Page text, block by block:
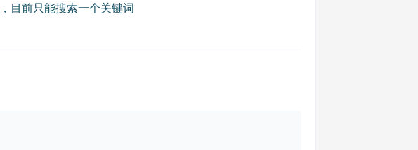
目前只能搜索一个关键词